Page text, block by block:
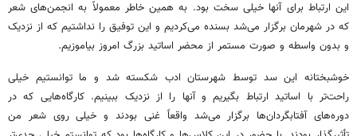
این ارتباط برای آنها خیلی سخت بود. به همین خاطر معمولاً به انجمن‌های شعر
که در شهرمان برگزار می‌شد بسنده می‌کردیم و این توفیق را نداشتیم که از نزدیک
و بدون واسطه و صورت مستمر از محضر اساتید بزرگ امروز بیاموزیم.
خوشبختانه این سد توسط شهرستان ادب شکسته شد و ما توانستیم خیلی
راحت‌تر با اساتید ارتباط بگیریم و آنها را از نزدیک ببینیم. کارگاه‌هایی که در
دوره‌های آفتابگردان‌ها برگزار می‌شد واقعاً غنی بودند و خیلی روی شعر من